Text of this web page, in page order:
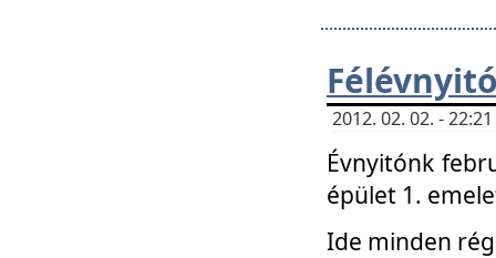
2012. 02. 02. -
Évnyitónk
épület 1.
Ide minden